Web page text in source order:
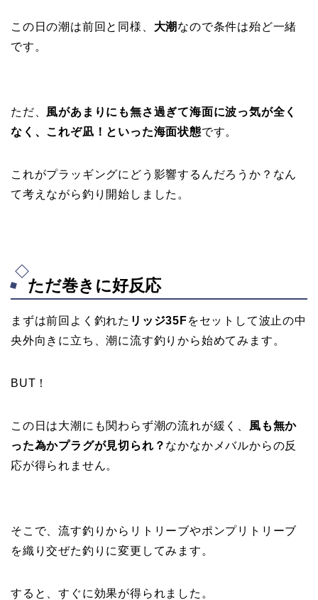
この日の潮は前回と同様、 大潮 なので条件は殆ど一緒
です。
ただ、 風があまりにも無さ過ぎて海面に波っ気が全く
なく、これぞ凪！といった海面状態です。
これがプラッギングにどう影響するんだろうか？なん
て考えながら釣り開始しました。
ただ巻きに好反応
まずは前回よく釣れた リッジ35Fをセットして波止の中
央外向きに立ち、潮に流す釣りから始めてみます。
BUT！
この日は大潮にも関わらず潮の流れが緩く、 風も無か
った為かプラグが見切られ？ なかなかメバルからの反
応が得られません。
そこで、流す釣りからリトリーブやポンプリトリーブ
を織り交ぜた釣りに変更してみます。
すると、すぐに効果が得られました。